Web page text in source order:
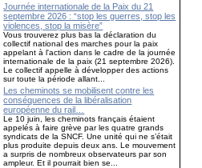
Journée internationale de la Paix du 21
septembre 2026 : “stop les guerres, stop les
violences, stop la misère”
Vous trouverez plus bas la déclaration du
collectif national des marches pour la paix
appelant à l'action dans le cadre de la journée
internationale de la paix (21 septembre 2026).
Le collectif appelle à développer des actions
sur toute la période allant...
Les cheminots se mobilisent contre les
conséquences de la libéralisation
européenne du rail…
Le 10 juin, les cheminots français étaient
appelés à faire grève par les quatre grands
syndicats de la SNCF. Une unité qui ne s’était
plus produite depuis deux ans. Le mouvement
a surpris de nombreux observateurs par son
ampleur. Et il pourrait bien se...